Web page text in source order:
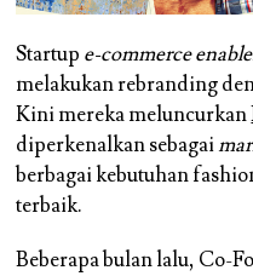
Startup e-commerce
melakukan rebranding
Kini mereka meluncurkan
diperkenalkan sebagai
berbagai kebutuhan
terbaik.
Beberapa bulan lalu, Co-